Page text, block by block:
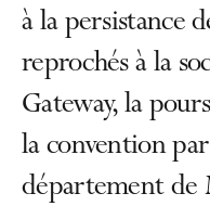
à la persistance
reprochés à la
Gateway, la
la convention
département de